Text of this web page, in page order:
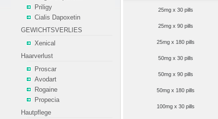
25mg x 30 pills
25mg x 90 pills
25mg x 180 pills
50mg x 30 pills
50mg x 90 pills
50mg x 180 pills
100mg x 30 pills
Priligy
Cialis Dapoxetin
GEWICHTSVERLIES
Xenical
Haarverlust
Proscar
Avodart
Rogaine
Propecia
Hautpflege